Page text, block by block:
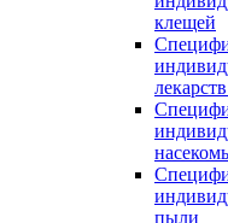
клещей
пыли